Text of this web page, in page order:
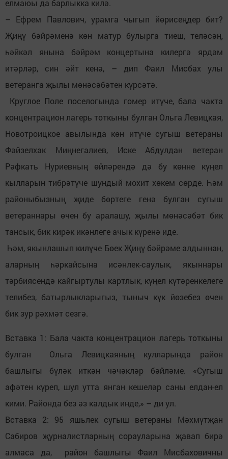
елмаюы да барлыкка килә.
– Ефрем Павлович, урамга чыгып йөрисеңдер бит?
Җиңү бәйрәменә көн матур булырга тиеш, теләсәң,
һәйкәл янына бәйрәм концертына килергә ярдәм
итәрләр, син әйт кенә, – дип Фаил Мисбах улы
ветеранга җылы мөнәсәбәтен күрсәтә.
Круглое Поле поселогында гомер итүче, бала чакта
концентрацион лагерь тоткыны булган Ольга Левицкая,
Новотроицкое авылында көн итүче сугыш ветераны
Фәйзелхак Миңнегалиев, Иске Абдулдан ветеран
Рәфкать Нуриевның өйләрендә дә бу көнне күңел
кылларын тибрәтүче шундый мохит хөкем сөрде. Һәм
районыбызның җиде бөртеге генә булган сугыш
ветераннары өчен бу аралашу, җылы мөнәсәбәт бик
тансык, бик кирәк икәнлеге ачык күренә иде.
Һәм, якынлашып килүче Бөек Җиңү бәйрәме алдыннан,
аларның һәркайсына исәнлек-саулык, якыннары
тәрбиясендә кайгыртулы картлык, күңел күтәренкелеге
телибез, батырлыкларыгыз, тыныч күк йөзебез өчен
бик зур рәхмәт сезгә.
Вставка 1: Бала чакта концентрацион лагерь тоткыны
булган Ольга Левицкаяның кулларында район
башлыгы бүләк иткән чәчәкләр бәйләме. «Сугыш
афәтен күреп, шул утта янган кешеләр саны елдан-ел
кими. Районда без әз калдык инде,» – ди ул.
Вставка 2: 95 яшьлек сугыш ветераны Мәхмүтҗан
Сабиров җурналистларның сорауларына җавап бирә
алмаса да, район башлыгы Фаил Мисбаховичны